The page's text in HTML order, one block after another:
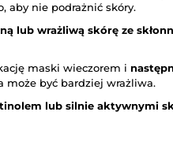
aby nie podrażnić skóry.
lub wrażliwą skórę ze
maski wieczorem i
może być bardziej wrażliwa.
lub silnie aktywnymi